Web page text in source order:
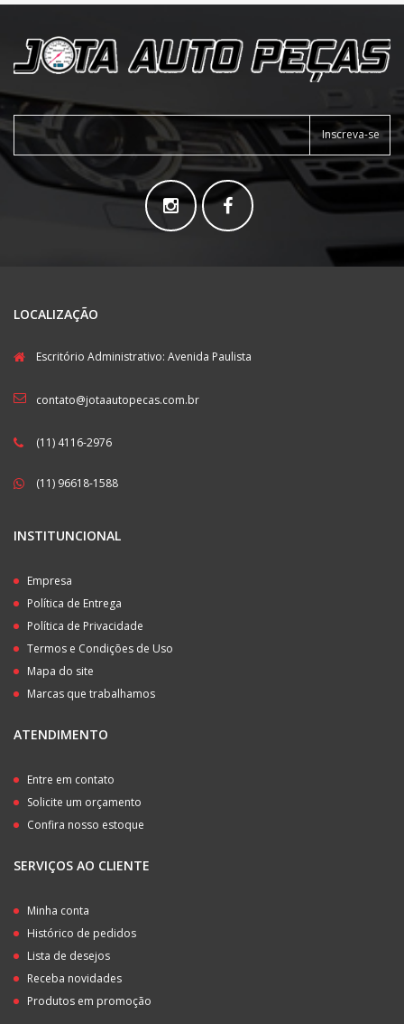
Inscreva-se
LOCALIZAÇÃO
Escritório Administrativo: Avenida Paulista
contato@jotaautopecas.com.br
(11) 4116-2976
(11) 96618-1588
INSTITUNCIONAL
Empresa
Política de Entrega
Política de Privacidade
Termos e Condições de Uso
Mapa do site
Marcas que trabalhamos
ATENDIMENTO
Entre em contato
Solicite um orçamento
Confira nosso estoque
SERVIÇOS AO CLIENTE
Minha conta
Histórico de pedidos
Lista de desejos
Receba novidades
Produtos em promoção